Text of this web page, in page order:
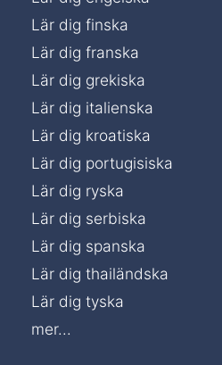
Lär dig finska
Lär dig franska
Lär dig grekiska
Lär dig italienska
Lär dig kroatiska
Lär dig portugisiska
Lär dig ryska
Lär dig serbiska
Lär dig spanska
Lär dig thailändska
Lär dig tyska
mer...